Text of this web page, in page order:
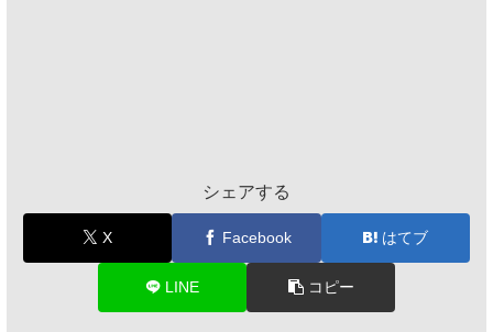
シェアする
X Facebook はてブ
LINE コピー